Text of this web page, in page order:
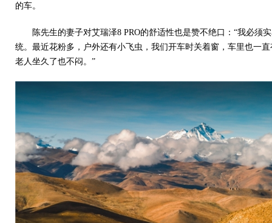
的车。
陈先生的妻子对艾瑞泽8 PRO的舒适性也是赞不绝口：“我必须
统。最近花粉多，户外还有小飞虫，我们开车时关着窗，车里也一
老人坐久了也不闷。”